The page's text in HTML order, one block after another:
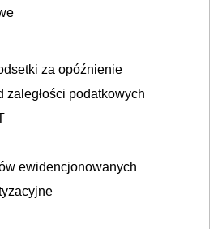
za opóźnienie
zaległości podatkowych
ewidencjonowanych